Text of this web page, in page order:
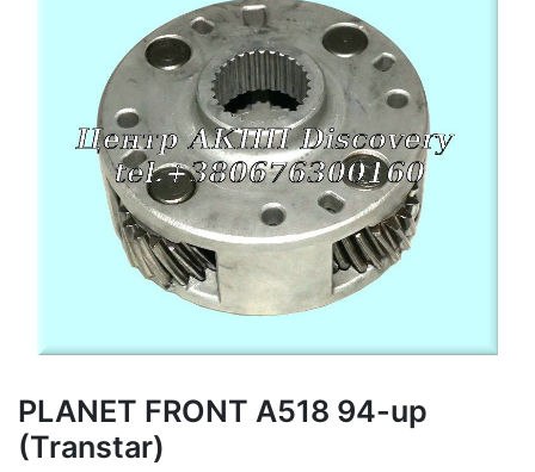
PLANET FRONT A518 94-up
(Transtar)